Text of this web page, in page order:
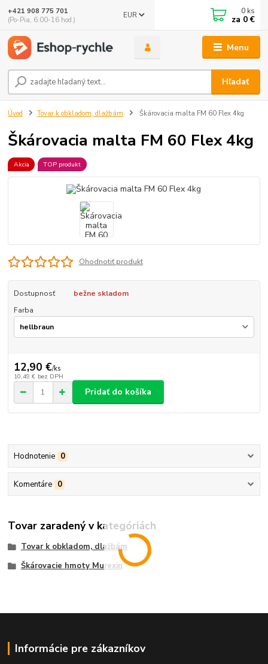
Menu
EUR
Hľadať
+421 908 775 701
(Po-Pia, 6:00-16 hod.)
0 ks
za 0 €
Úvod Tovar k obkladom, dlažbám Škárovacia malta FM 60 Flex 4kg
Škárovacia malta FM 60 Flex 4kg
Akcia TOP produkt
Ohodnotiť produkt
Dostupnosť
bežne skladom
Farba
12,90 €/ks
10,49 € bez DPH
Pridať do košíka
Hodnotenie 0
Komentáre 0
Tovar zaradený v kategóriách
Tovar k obkladom, dlažbám
Škárovacie hmoty Murexin
Informácie pre zákazníkov